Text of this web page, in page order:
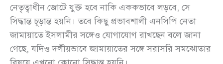
নেতৃত্বাধীন জোটে যুক্ত হবে নাকি এককভাবে লড়বে, সে
সিদ্ধান্ত চূড়ান্ত হয়নি। তবে কিছু প্রভাবশালী এনসিপি নেতা
জামায়াতে ইসলামীর সঙ্গেও যোগাযোগ রাখছেন বলে জানা
গেছে, যদিও দলীয়ভাবে জামায়াতের সঙ্গে সরাসরি সমঝোতার